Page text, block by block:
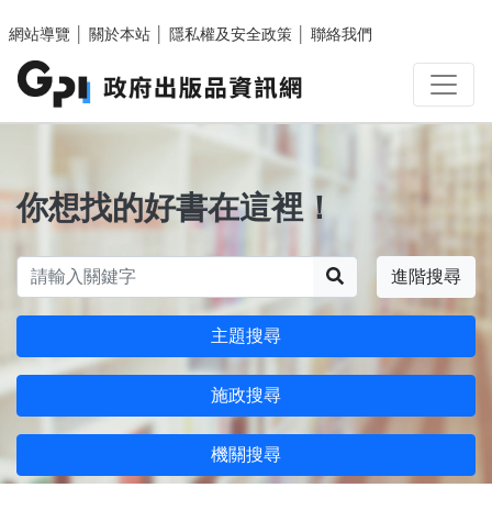
網站導覽
關於本站 隱私權及安全政策 聯絡我們
你想找的好書在這裡！
進階搜尋
主題搜尋
施政搜尋
機關搜尋